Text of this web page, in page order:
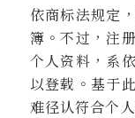
依商标法规定
簿。不过，注
个人资料，系
以登载 。 基于
难径认符合个